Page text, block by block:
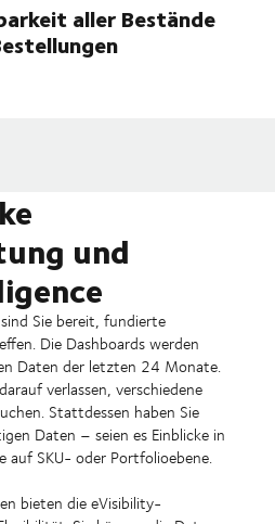
aller Bestände
und
Sie bereit, fundierte
Die Dashboards werden
Daten der letzten 24 Monate.
verlassen, verschiedene
Stattdessen haben Sie
Daten – seien es Einblicke in
auf SKU- oder Portfolioebene.
bieten die eVisibility-